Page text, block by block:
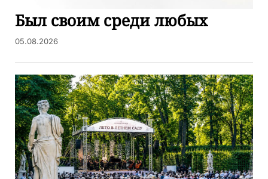
Был своим среди любых
05.08.2026